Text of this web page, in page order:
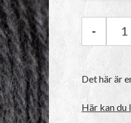
-
Det här är
Här kan du